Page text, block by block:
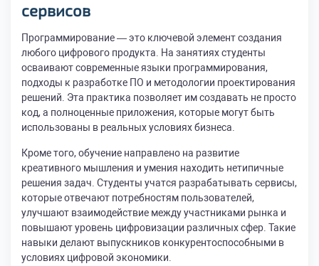
сервисов
Программирование — это ключевой элемент создания
любого цифрового продукта. На занятиях студенты
осваивают современные языки программирования,
подходы к разработке ПО и методологии проектирования
решений. Эта практика позволяет им создавать не просто
код, а полноценные приложения, которые могут быть
использованы в реальных условиях бизнеса.
Кроме того, обучение направлено на развитие
креативного мышления и умения находить нетипичные
решения задач. Студенты учатся разрабатывать сервисы,
которые отвечают потребностям пользователей,
улучшают взаимодействие между участниками рынка и
повышают уровень цифровизации различных сфер. Такие
навыки делают выпускников конкурентоспособными в
условиях цифровой экономики.